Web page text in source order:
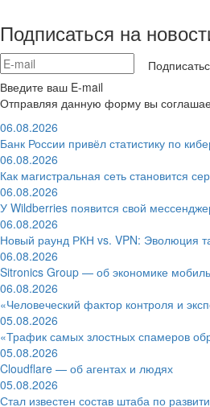
Подписаться на
Введите ваш E-mail
Отправляя данную форму вы
06.08.2026
Банк России привёл статистику по
06.08.2026
Как магистральная сеть становится
06.08.2026
У Wildberries появится свой
06.08.2026
Новый раунд РКН vs. VPN: Эволюция
06.08.2026
Sitronics Group — об экономике
06.08.2026
«Человеческий фактор контроля и
05.08.2026
«Трафик самых злостных спамеров
05.08.2026
Cloudflare — об агентах и людях
05.08.2026
Стал известен состав штаба по